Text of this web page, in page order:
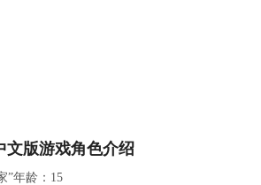
文版游戏角色介绍
”年龄：15